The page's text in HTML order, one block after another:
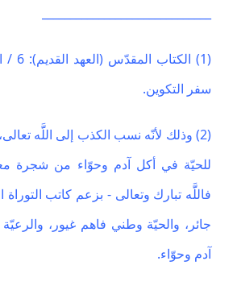
(1)
سفر التكوين.
(2) وذلك لأنّه نسب الكذب إلى اللََّه
للحيّة في أكل آدم وحوّاء من شجرة
فاللََّه تبارك وتعالى - بزعم كاتب
جائر، والحيّة وطني فاهم غيور،
آدم وحوّاء.